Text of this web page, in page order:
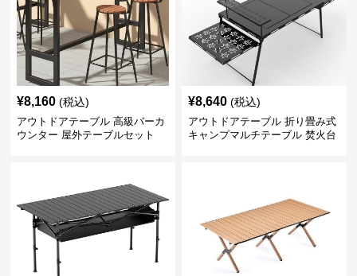
¥8,160 (税込)
アウトドアテーブル 高級バーカ
ウンター 屋外テーブルセット
¥8,640 (税込)
アウトドアテーブル 折り畳み式
キャンプマルチテーブル 焚火台